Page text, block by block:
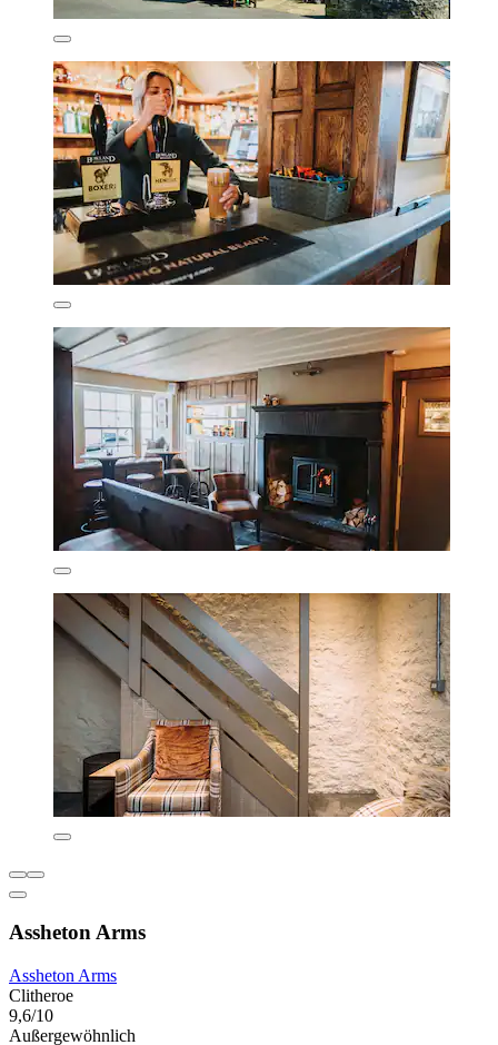
Assheton Arms
Assheton Arms
Clitheroe
9,6/10
Außergewöhnlich